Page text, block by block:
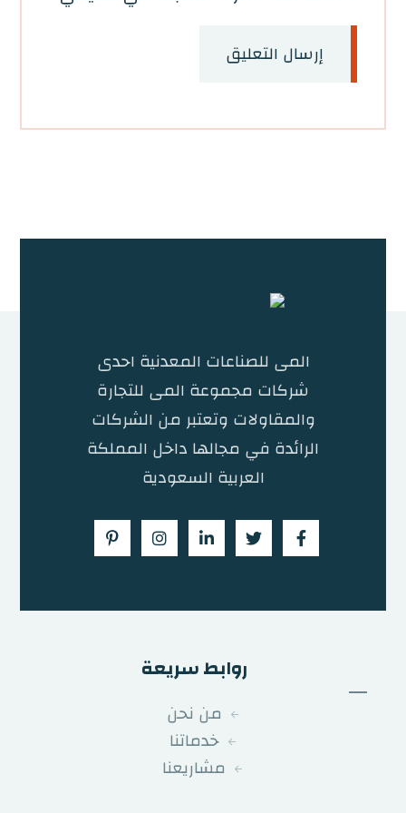
إرسال التعليق
المى للصناعات المعدنية احدى
شركات مجموعة المى للتجارة
والمقاولات وتعتبر من الشركات
الرائدة في مجالها داخل المملكة
العربية السعودية
روابط سريعة
من نحن
خدماتنا
مشاريعنا